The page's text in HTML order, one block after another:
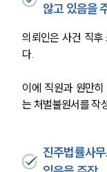
않고 있음을
의뢰인은 사건 직후
다.
이에 직원과 원만
는 처벌불원서를 작
진주법률사